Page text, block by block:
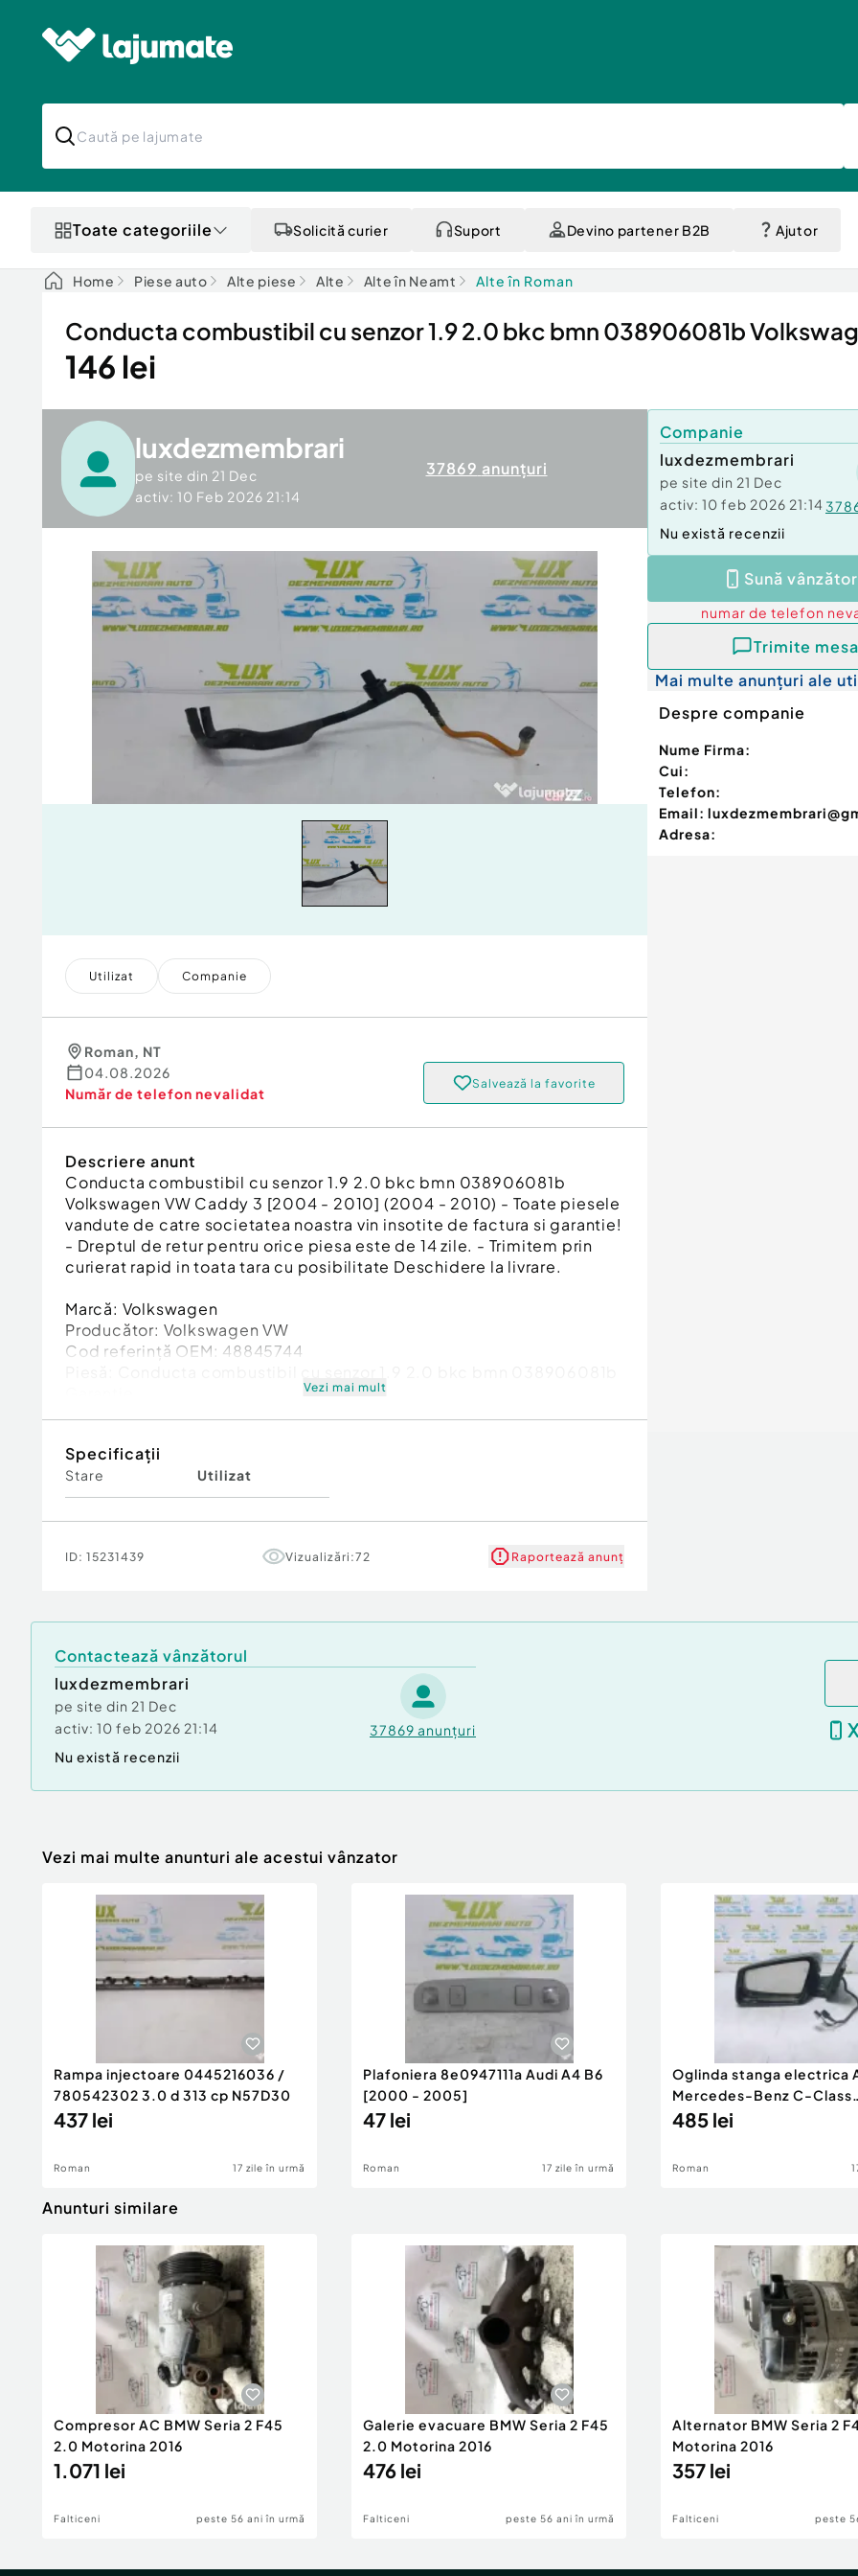
Toate categoriile Solicită curier Suport Devino partener B2B Ajutor
Home Piese auto Alte piese Alte Alte în Neamt Alte în Roman
Conducta combustibil cu senzor 1.9 2.0 bkc bmn 038906081b
146 lei
luxdezmembrari
pe site din 21 Dec
activ: 10 Feb 2026 21:14
37869 anunțuri
Utilizat Companie
Roman, NT
04.08.2026
Număr de telefon nevalidat
Salvează la favorite
Descriere anunt
Conducta combustibil cu senzor 1.9 2.0 bkc bmn 038906081b
Volkswagen VW Caddy 3 [2004 - 2010] (2004 - 2010) - Toate piesele
vandute de catre societatea noastra vin insotite de factura si garantie!
- Dreptul de retur pentru orice piesa este de 14 zile. - Trimitem prin
curierat rapid in toata tara cu posibilitate Deschidere la livrare.
Marcă: Volkswagen
Producător: Volkswagen VW
Cod referinţă OEM: 48845744
Vezi mai mult
Specificații
Stare Utilizat
ID: 15231439 Vizualizări:72 Raportează anunț
Companie
luxdezmembrari
pe site din 21 Dec
activ: 10 feb 2026 21:14
Nu există recenzii
Sună
numar de telefon
Trimite
Mai multe anunțuri ale
Despre companie
Nume Firma:
Cui:
Telefon:
Email:
Adresa:
Contactează vânzătorul
luxdezmembrari
pe site din 21 Dec
activ: 10 feb 2026 21:14 37869 anunțuri
Nu există recenzii
Vezi mai multe anunturi ale acestui vânzator
Rampa injectoare 0445216036 /
780542302 3.0 d 313 cp N57D30
437 lei
Roman 17 zile în urmă
Plafoniera 8e0947111a Audi A4 B6
[2000 - 2005]
47 lei
Roman 17 zile în urmă
Oglinda stanga electrica
Mercedes-Benz C-Class
W204/S204 [200
485 lei
Roman
Anunturi similare
Compresor AC BMW Seria 2 F45
2.0 Motorina 2016
1.071 lei
Falticeni peste 56 ani în urmă
Galerie evacuare BMW Seria 2 F45
2.0 Motorina 2016
476 lei
Falticeni peste 56 ani în urmă
Alternator BMW Seria 2
Motorina 2016
357 lei
Falticeni peste